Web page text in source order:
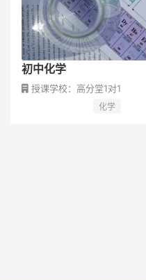
初中化学
授课学校：高分堂1对1
化学